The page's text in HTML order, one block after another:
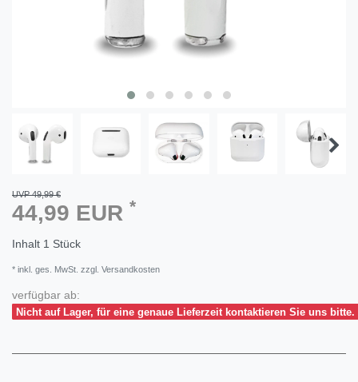
UVP 49,99 €
44,99 EUR *
Inhalt 1 Stück
* inkl. ges. MwSt. zzgl. Versandkosten
verfügbar ab:
Nicht auf Lager, für eine genaue Lieferzeit kontaktieren Sie uns bitte.